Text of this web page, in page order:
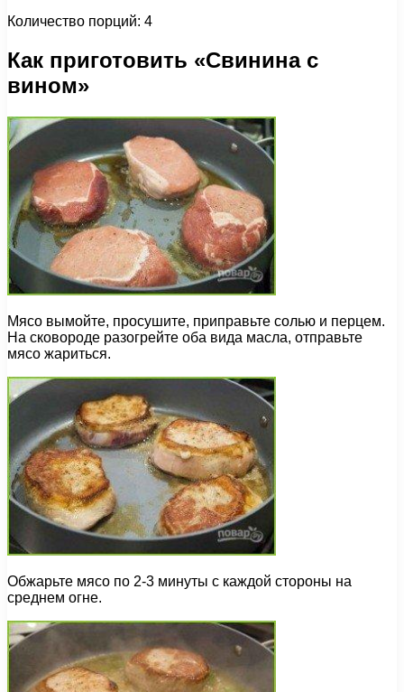
Количество порций: 4
Как приготовить «Свинина с
вином»
Мясо вымойте, просушите, приправьте солью и перцем.
На сковороде разогрейте оба вида масла, отправьте
мясо жариться.
Обжарьте мясо по 2-3 минуты с каждой стороны на
среднем огне.